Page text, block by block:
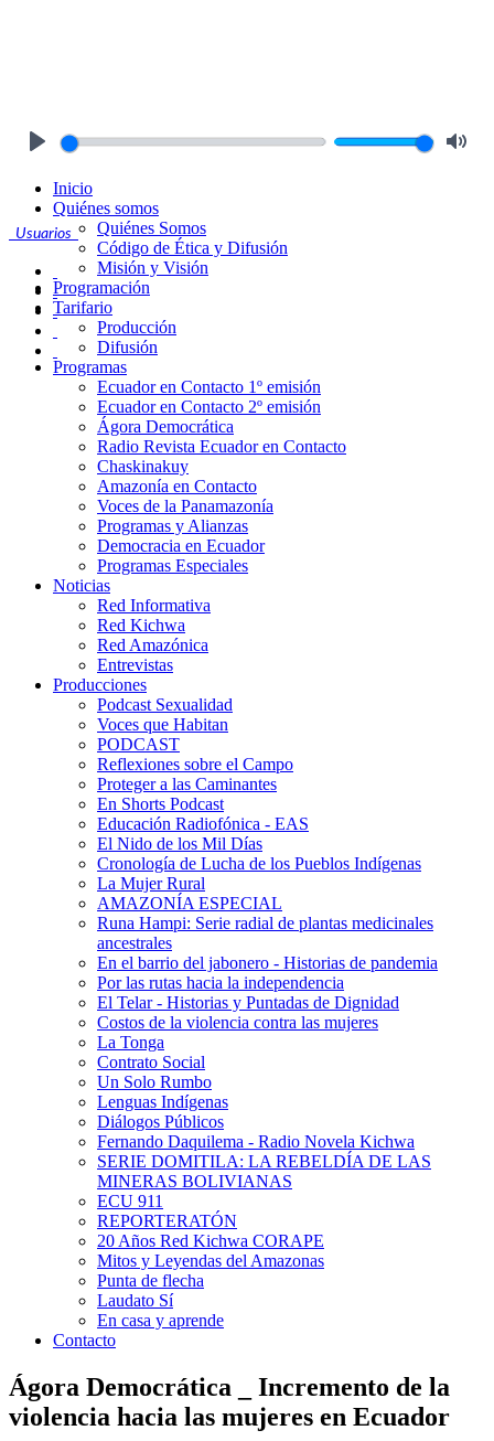
Usuarios
Inicio
Quiénes somos
Quiénes Somos
Código de Ética y Difusión
Misión y Visión
Programación
Tarifario
Producción
Difusión
Programas
Ecuador en Contacto 1º emisión
Ecuador en Contacto 2º emisión
Ágora Democrática
Radio Revista Ecuador en Contacto
Chaskinakuy
Amazonía en Contacto
Voces de la Panamazonía
Programas y Alianzas
Democracia en Ecuador
Programas Especiales
Noticias
Red Informativa
Red Kichwa
Red Amazónica
Entrevistas
Producciones
Podcast Sexualidad
Voces que Habitan
PODCAST
Reflexiones sobre el Campo
Proteger a las Caminantes
En Shorts Podcast
Educación Radiofónica - EAS
El Nido de los Mil Días
Cronología de Lucha de los Pueblos Indígenas
La Mujer Rural
AMAZONÍA ESPECIAL
Runa Hampi: Serie radial de plantas medicinales
ancestrales
En el barrio del jabonero - Historias de pandemia
Por las rutas hacia la independencia
El Telar - Historias y Puntadas de Dignidad
Costos de la violencia contra las mujeres
La Tonga
Contrato Social
Un Solo Rumbo
Lenguas Indígenas
Diálogos Públicos
Fernando Daquilema - Radio Novela Kichwa
SERIE DOMITILA: LA REBELDÍA DE LAS
MINERAS BOLIVIANAS
ECU 911
REPORTERATÓN
20 Años Red Kichwa CORAPE
Mitos y Leyendas del Amazonas
Punta de flecha
Laudato Sí
En casa y aprende
Contacto
Ágora Democrática _ Incremento de la
violencia hacia las mujeres en Ecuador